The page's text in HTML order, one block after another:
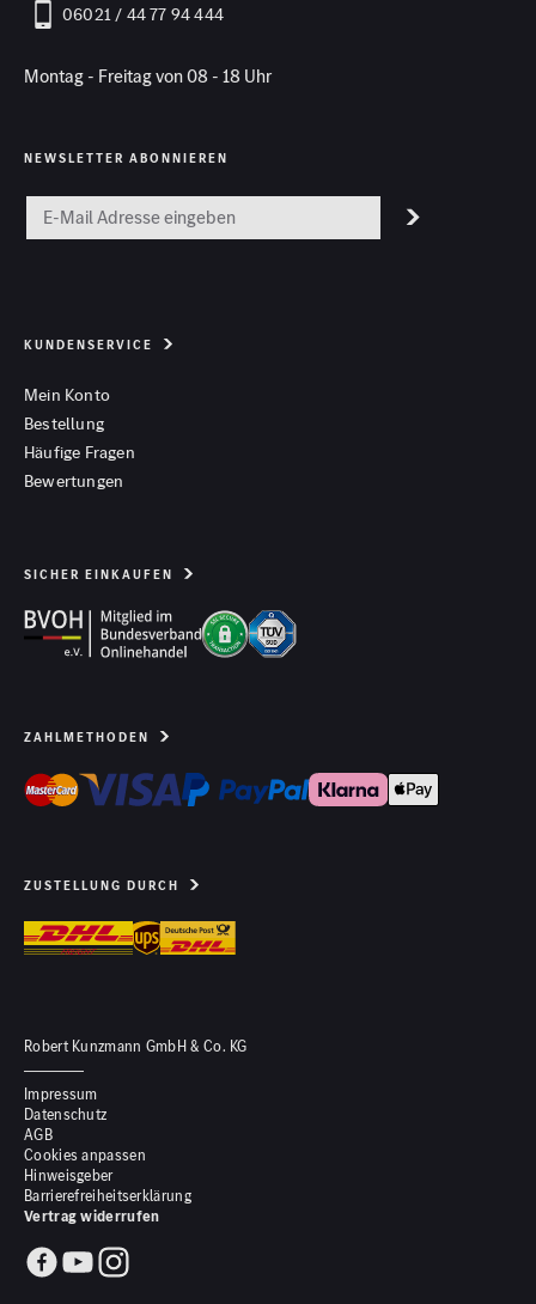
06021 / 44 77 94 444
Montag - Freitag von 08 - 18 Uhr
NEWSLETTER ABONNIEREN
KUNDENSERVICE
Mein Konto
Bestellung
Häufige Fragen
Bewertungen
SICHER EINKAUFEN
ZAHLMETHODEN
ZUSTELLUNG DURCH
Robert Kunzmann GmbH & Co. KG
Impressum
Datenschutz
AGB
Cookies anpassen
Hinweisgeber
Barrierefreiheitserklärung
Vertrag widerrufen